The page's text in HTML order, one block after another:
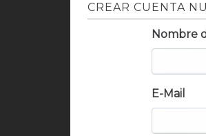
CREAR CUENTA
Nombre
E-Mail